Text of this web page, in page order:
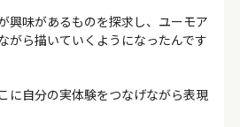
興味があるものを探求し、ユーモア
がら描いていくようになったんです
に自分の実体験をつなげながら表現